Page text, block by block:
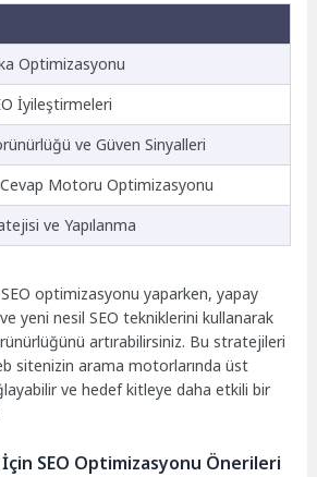
Optimizasyonu
İyileştirmeleri
ve Güven Sinyalleri
Motoru Optimizasyonu
ve Yapılanma
optimizasyonu yaparken, yapay
yeni nesil SEO tekniklerini kullanarak
artırabilirsiniz. Bu stratejileri
sitenizin arama motorlarında üst
ve hedef kitleye daha etkili bir
SEO Optimizasyonu Önerileri